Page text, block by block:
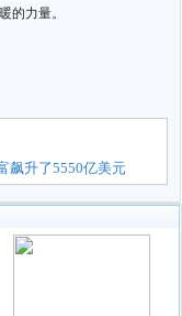
的力量。
飙升了5550亿美元